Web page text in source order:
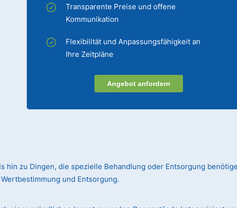
Transparente Preise und offene
Kommunikation
Flexibilität und Anpassungsfähigkeit an
Ihre Zeitpläne
Angebot anfordern
hin zu Dingen, die spezielle Behandlung oder Entsorgung
und Entsorgung.